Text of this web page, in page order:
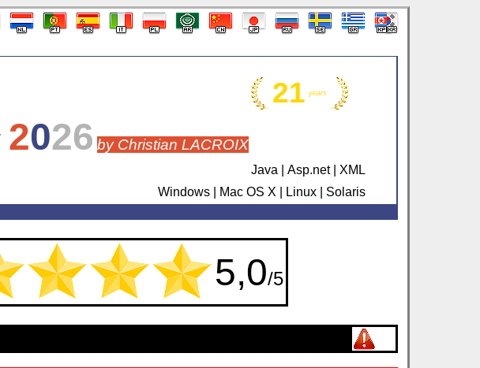
21 years
2026 by Christian LACROIX
Java | Asp.net | XML
Windows | Mac OS X | Linux | Solaris
5,0/5